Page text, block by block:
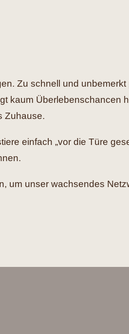
Zu schnell und
kaum Überlebenschancen
Zuhause.
einfach „vor die Türe
um unser wachsendes